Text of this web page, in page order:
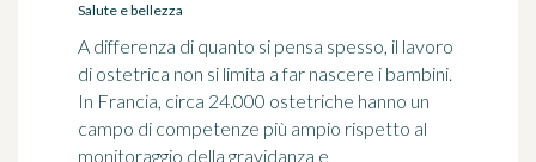
Salute e bellezza
A differenza di quanto si pensa spesso, il lavoro
di ostetrica non si limita a far nascere i bambini.
In Francia, circa 24.000 ostetriche hanno un
campo di competenze più ampio rispetto al
monitoraggio della gravidanza e